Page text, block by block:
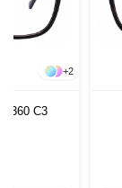
+2
C3